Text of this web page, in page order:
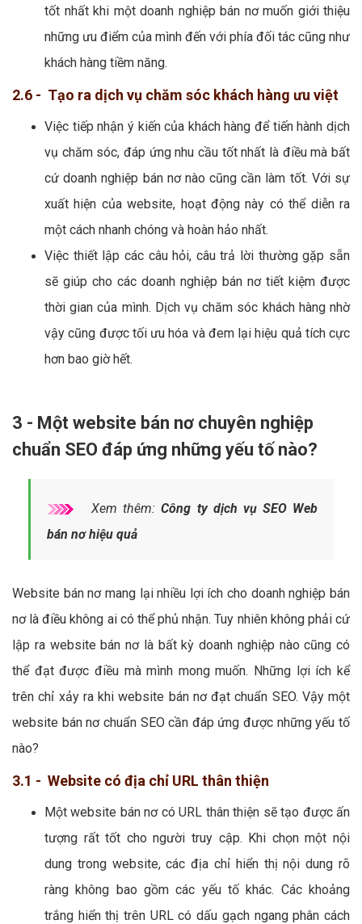
tốt nhất khi một doanh nghiệp bán nơ muốn giới thiệu
những ưu điểm của mình đến với phía đối tác cũng như
khách hàng tiềm năng.
2.6 - Tạo ra dịch vụ chăm sóc khách hàng ưu việt
Việc tiếp nhận ý kiến của khách hàng để tiến hành dịch
vụ chăm sóc, đáp ứng nhu cầu tốt nhất là điều mà bất
cứ doanh nghiệp bán nơ nào cũng cần làm tốt. Với sự
xuất hiện của website, hoạt động này có thể diễn ra
một cách nhanh chóng và hoàn hảo nhất.
Việc thiết lập các câu hỏi, câu trả lời thường gặp sẵn
sẽ giúp cho các doanh nghiệp bán nơ tiết kiệm được
thời gian của mình. Dịch vụ chăm sóc khách hàng nhờ
vậy cũng được tối ưu hóa và đem lại hiệu quả tích cực
hơn bao giờ hết.
3 - Một website bán nơ chuyên nghiệp
chuẩn SEO đáp ứng những yếu tố nào?
Xem thêm:Công ty dịch vụ SEO Web
bán nơ hiệu quả
Website bán nơ mang lại nhiều lợi ích cho doanh nghiệp bán
nơ là điều không ai có thể phủ nhận. Tuy nhiên không phải cứ
lập ra website bán nơ là bất kỳ doanh nghiệp nào cũng có
thể đạt được điều mà mình mong muốn. Những lợi ích kể
trên chỉ xảy ra khi website bán nơ đạt chuẩn SEO. Vậy một
website bán nơ chuẩn SEO cần đáp ứng được những yếu tố
nào?
3.1 - Website có địa chỉ URL thân thiện
Một website bán nơ có URL thân thiện sẽ tạo được ấn
tượng rất tốt cho người truy cập. Khi chọn một nội
dung trong website, các địa chỉ hiển thị nội dung rõ
ràng không bao gồm các yếu tố khác. Các khoảng
trắng hiển thị trên URL có dấu gạch ngang phân cách